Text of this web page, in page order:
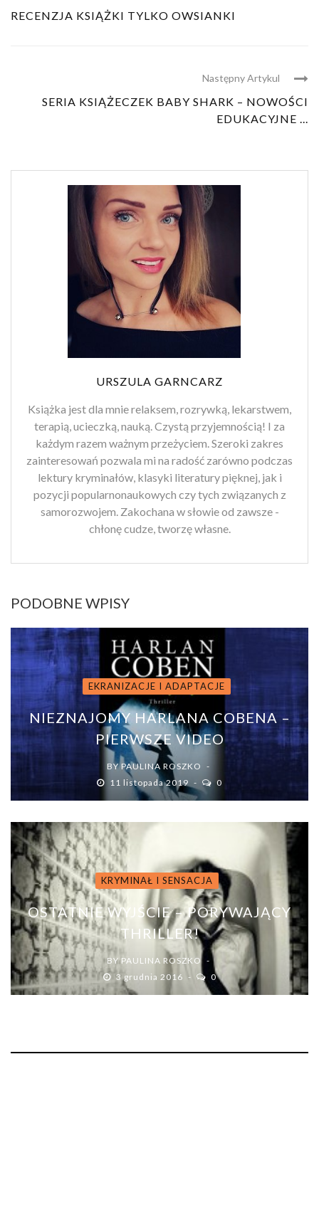
RECENZJA KSIĄŻKI TYLKO OWSIANKI
Następny Artykul
SERIA KSIĄŻECZEK BABY SHARK – NOWOŚCI
EDUKACYJNE ...
URSZULA GARNCARZ
Książka jest dla mnie relaksem, rozrywką, lekarstwem,
terapią, ucieczką, nauką. Czystą przyjemnością! I za
każdym razem ważnym przeżyciem. Szeroki zakres
zainteresowań pozwala mi na radość zarówno podczas
lektury kryminałów, klasyki literatury pięknej, jak i
pozycji popularnonaukowych czy tych związanych z
samorozwojem. Zakochana w słowie od zawsze -
chłonę cudze, tworzę własne.
PODOBNE WPISY
EKRANIZACJE I ADAPTACJE
NIEZNAJOMY HARLANA COBENA –
PIERWSZE VIDEO
BYPAULINA ROSZKO
11 listopada 2019
0
KRYMINAŁ I SENSACJA
OSTATNIE WYJŚCIE – PORYWAJĄCY
THRILLER!
BYPAULINA ROSZKO
3 grudnia 2016
0